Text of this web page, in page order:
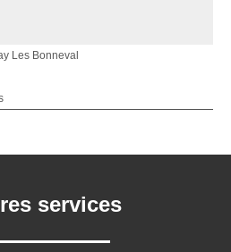
Les Bonneval
services